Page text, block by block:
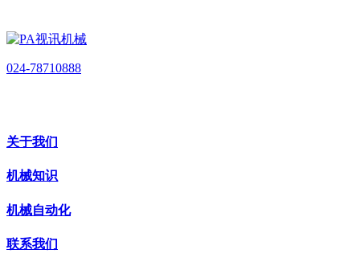
024-78710888
关于我们
机械知识
机械自动化
联系我们